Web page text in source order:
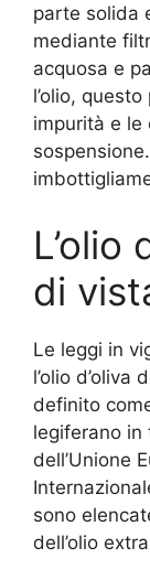
parte solida
mediante
acquosa e
l’olio,
impurità e le
L’olio
di
Le leggi in
l’olio
definito
legiferano in
dell’Unione
sono
dell’olio